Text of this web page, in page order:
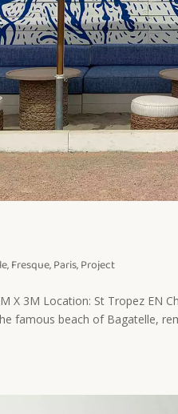
,Fresque,Paris,Project
X 3M Location: St Tropez EN
famous beach of Bagatelle,